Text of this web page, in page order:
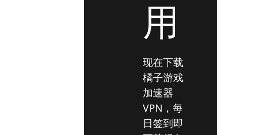
用
现在下载
橘子游戏
加速器
VPN，每
日签到即